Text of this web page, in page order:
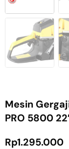
Mesin
PRO 5800
Rp1.295.000